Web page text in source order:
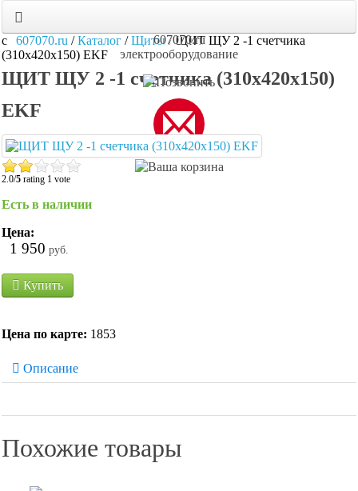
607070.ru
электрооборудование
607070.ru /Каталог /Щиты/ЩИТ ЩУ 2 -1 счетчика
(310х420х150) EKF
ЩИТ ЩУ 2 -1 счетчика (310х420х150)
EKF
2.0/5 rating 1 vote
Есть в наличии
Цена:
1 950 руб.
Купить
Цена по карте: 1853
Описание
Похожие товары